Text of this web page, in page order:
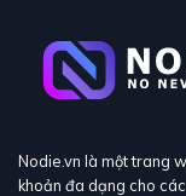
Nodie.vn là một trang
khoản đa dạng cho